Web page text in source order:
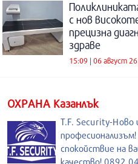
с нов
прецизна
здраве
15:09 | 06 август 26
ОХРАНА Казанлък
T.F. Security-
спокойствие на
качество! 0892